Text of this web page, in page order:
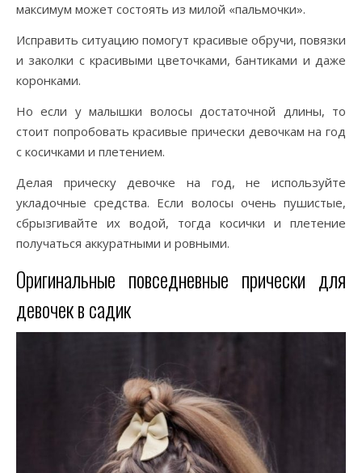
максимум может состоять из милой «пальмочки».
Исправить ситуацию помогут красивые обручи, повязки
и заколки с красивыми цветочками, бантиками и даже
коронками.
Но если у малышки волосы достаточной длины, то
стоит попробовать красивые прически девочкам на год
с косичками и плетением.
Делая прическу девочке на год, не используйте
укладочные средства. Если волосы очень пушистые,
сбрызгивайте их водой, тогда косички и плетение
получаться аккуратными и ровными.
Оригинальные повседневные прически для
девочек в садик